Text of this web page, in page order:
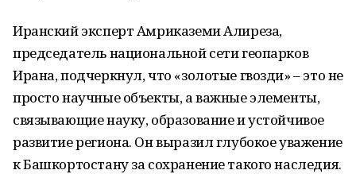
Иранский эксперт Амриказеми Алиреза,
председатель национальной сети геопарков
Ирана, подчеркнул, что «золотые гвозди» – это не
просто научные объекты, а важные элементы,
связывающие науку, образование и устойчивое
развитие региона. Он выразил глубокое уважение
к Башкортостану за сохранение такого наследия.